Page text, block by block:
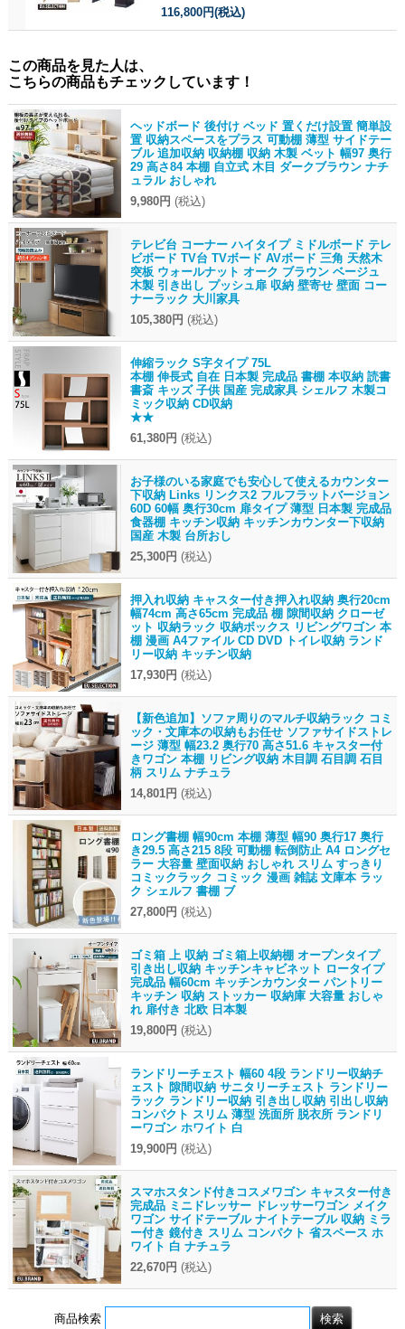
116,800円(税込)
この商品を見た人は、
こちらの商品もチェックしています！
ヘッドボード 後付け ベッド 置くだけ設置 簡単設
置 収納スペースをプラス 可動棚 薄型 サイドテー
ブル 追加収納 収納棚 収納 木製 ベット 幅97 奥行
29 高さ84 本棚 自立式 木目 ダークブラウン ナチ
ュラル おしゃれ
9,980円 (税込)
テレビ台 コーナー ハイタイプ ミドルボード テレ
ビボード TV台 TVボード AVボード 三角 天然木
突板 ウォールナット オーク ブラウン ベージュ
木製 引き出し プッシュ扉 収納 壁寄せ 壁面 コー
ナーラック 大川家具
105,380円 (税込)
伸縮ラック S字タイプ 75L
本棚 伸長式 自在 日本製 完成品 書棚 本収納 読書
書斎 キッズ 子供 国産 完成家具 シェルフ 木製コ
ミック収納 CD収納
★★
61,380円 (税込)
お子様のいる家庭でも安心して使えるカウンター
下収納 Links リンクス2 フルフラットバージョン
60D 60幅 奥行30cm 扉タイプ 薄型 日本製 完成品
食器棚 キッチン収納 キッチンカウンター下収納
国産 木製 台所おし
25,300円 (税込)
押入れ収納 キャスター付き押入れ収納 奥行20cm
幅74cm 高さ65cm 完成品 棚 隙間収納 クローゼ
ット 収納ラック 収納ボックス リビングワゴン 本
棚 漫画 A4ファイル CD DVD トイレ収納 ランド
リー収納 キッチン収納
17,930円 (税込)
【新色追加】ソファ周りのマルチ収納ラック コミ
ック・文庫本の収納もお任せ ソファサイドストレ
ージ 薄型 幅23.2 奥行70 高さ51.6 キャスター付
きワゴン 本棚 リビング収納 木目調 石目調 石目
柄 スリム ナチュラ
14,801円 (税込)
ロング書棚 幅90cm 本棚 薄型 幅90 奥行17 奥行
き29.5 高さ215 8段 可動棚 転倒防止 A4 ロングセ
ラー 大容量 壁面収納 おしゃれ スリム すっきり
コミックラック コミック 漫画 雑誌 文庫本 ラッ
ク シェルフ 書棚 ブ
27,800円 (税込)
ゴミ箱 上 収納 ゴミ箱上収納棚 オープンタイプ
引き出し収納 キッチンキャビネット ロータイプ
完成品 幅60cm キッチンカウンター パントリー
キッチン 収納 ストッカー 収納庫 大容量 おしゃ
れ 扉付き 北欧 日本製
19,800円 (税込)
ランドリーチェスト 幅60 4段 ランドリー収納チ
ェスト 隙間収納 サニタリーチェスト ランドリー
ラック ランドリー収納 引き出し収納 引出し収納
コンパクト スリム 薄型 洗面所 脱衣所 ランドリ
ーワゴン ホワイト 白
19,900円 (税込)
スマホスタンド付きコスメワゴン キャスター付き
完成品 ミニドレッサー ドレッサーワゴン メイク
ワゴン サイドテーブル ナイトテーブル 収納 ミラ
ー付き 鏡付き スリム コンパクト 省スペース ホ
ワイト 白 ナチュラ
22,670円 (税込)
商品検索